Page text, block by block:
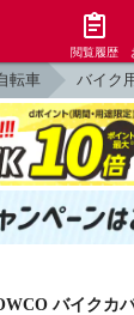
閲覧履歴
転車 バイク
バイクカ